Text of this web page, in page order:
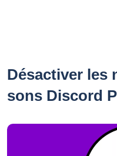
Désactiver les
sons Discord